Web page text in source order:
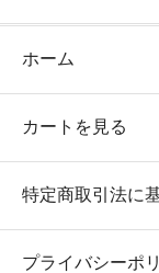
ホーム
カートを見る
特定商取引法に
プライバシーポ